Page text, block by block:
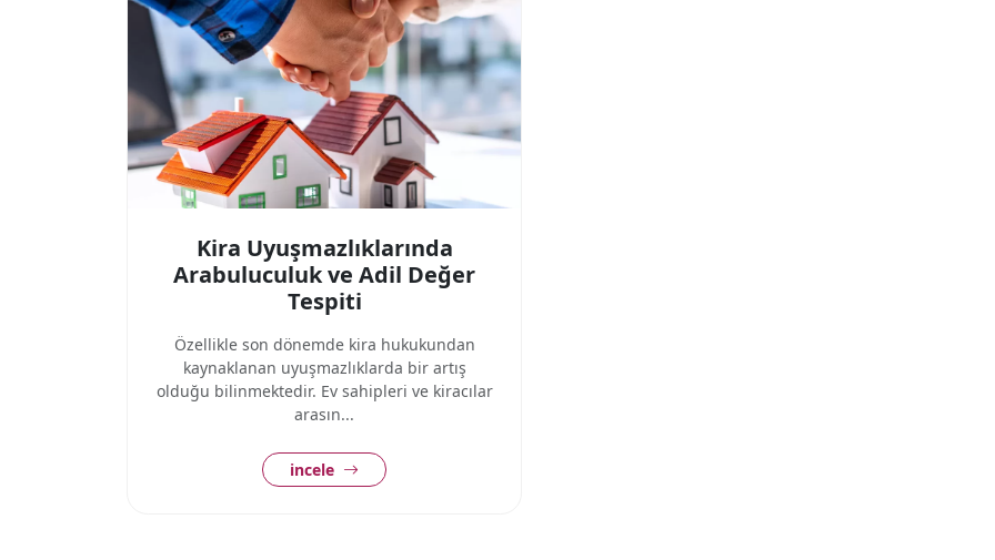
Kira Uyuşmazlıklarında
Arabuluculuk ve Adil Değer
Tespiti
Özellikle son dönemde kira hukukundan
kaynaklanan uyuşmazlıklarda bir artış
olduğu bilinmektedir. Ev sahipleri ve kiracılar
arasın...
incele